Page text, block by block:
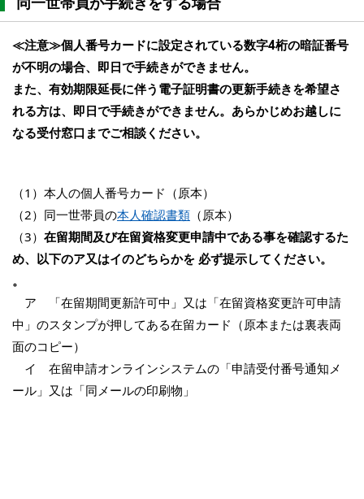
≪注意≫個人番号カードに設定されている数字4桁の暗証番号
が不明の場合、即日で手続きができません。
また、有効期限延長に伴う電子証明書の更新手続きを希望さ
れる方は、即日で手続きができません。あらかじめお越しに
なる受付窓口までご相談ください。
（1）本人の個人番号カード（原本）
（2）同一世帯員の本人確認書類 （原本）
（3） 在留期間及び在留資格変更申請中である事を確認するた
め、以下のア又はイのどちらかを 必ず提示してください。
。
ア 「在留期間更新許可中」又は「在留資格変更許可申請
中」のスタンプが押してある在留カード（原本または裏表両
面のコピー）
イ 在留申請オンラインシステムの「申請受付番号通知メ
ール」又は「同メールの印刷物」